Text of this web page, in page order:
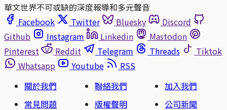
華文世界不可或缺的深度報導和多元聲音
Facebook
Twitter Bluesky
Discord
Github
Instagram Linkedin
Mastodon
Pinterest
Reddit Telegram Threads
Tiktok
Whatsapp
Youtube
RSS
關於我們
聯絡我們
加入我們
常見問題
版權聲明 公司新聞